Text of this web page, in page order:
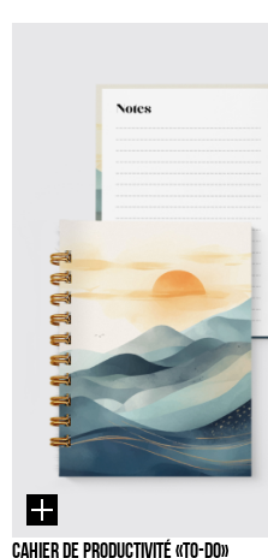
Cahier de productivité «To-Do»